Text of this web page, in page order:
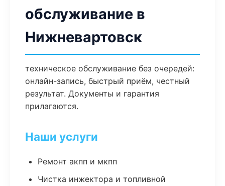
обслуживание в
Нижневартовск
техническое обслуживание без очередей:
онлайн-запись, быстрый приём, честный
результат. Документы и гарантия
прилагаются.
Наши услуги
Ремонт акпп и мкпп
Чистка инжектора и топливной